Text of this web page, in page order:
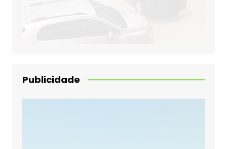
Publicidade